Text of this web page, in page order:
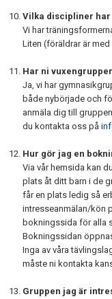
Vilka discipliner har
Vi har
Liten (föräldrar är
Har ni
Ja, vi har
både nybörjade och
anmäla dig till
du kontakta oss på
Hur gör jag en
Via vår hemsida kan
plats åt ditt barn i de
får en plats ledig så
intresseanmälan/kön
bokningssida för alla
Bokningssidan
Inga av våra
måste ni kontakta
Gruppen jag är